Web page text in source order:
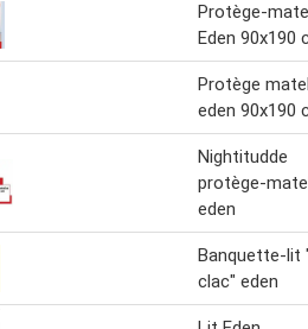
Protège-
Eden 90x190
Protège
eden 90x190
Nightitudde
protège-
eden
Banquette-lit
clac" eden